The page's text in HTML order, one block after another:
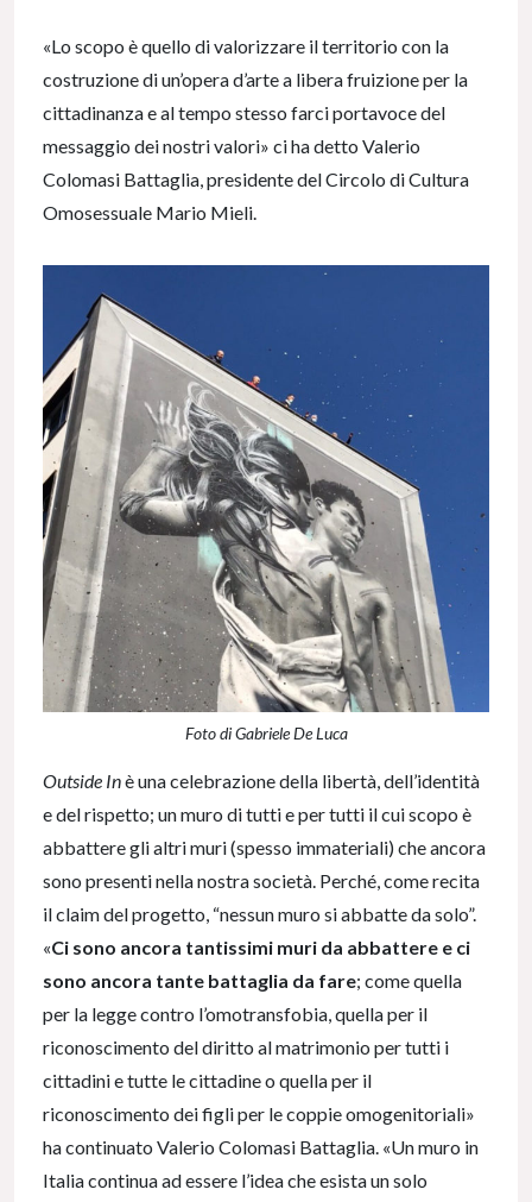
«Lo scopo è quello di valorizzare il territorio con la
costruzione di un’opera d’arte a libera fruizione per la
cittadinanza e al tempo stesso farci portavoce del
messaggio dei nostri valori» ci ha detto Valerio
Colomasi Battaglia, presidente del Circolo di Cultura
Omosessuale Mario Mieli.
Foto di Gabriele De Luca
Outside Inè una celebrazione della libertà, dell’identità
e del rispetto; un muro di tutti e per tutti il cui scopo è
abbattere gli altri muri (spesso immateriali) che ancora
sono presenti nella nostra società. Perché, come recita
il claim del progetto, “nessun muro si abbatte da solo”.
«Ci sono ancora tantissimi muri da abbattere e ci
sono ancora tante battaglia da fare; come quella
per la legge contro l’omotransfobia, quella per il
riconoscimento del diritto al matrimonio per tutti i
cittadini e tutte le cittadine o quella per il
riconoscimento dei figli per le coppie omogenitoriali»
ha continuato Valerio Colomasi Battaglia. «Un muro in
Italia continua ad essere l’idea che esista un solo